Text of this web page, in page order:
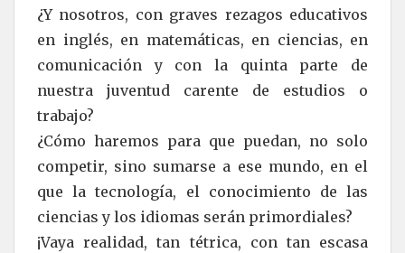
¿Y nosotros, con graves rezagos educativos
en inglés, en matemáticas, en ciencias, en
comunicación y con la quinta parte de
nuestra juventud carente de estudios o
trabajo?
¿Cómo haremos para que puedan, no solo
competir, sino sumarse a ese mundo, en el
que la tecnología, el conocimiento de las
ciencias y los idiomas serán primordiales?
¡Vaya realidad, tan tétrica, con tan escasa